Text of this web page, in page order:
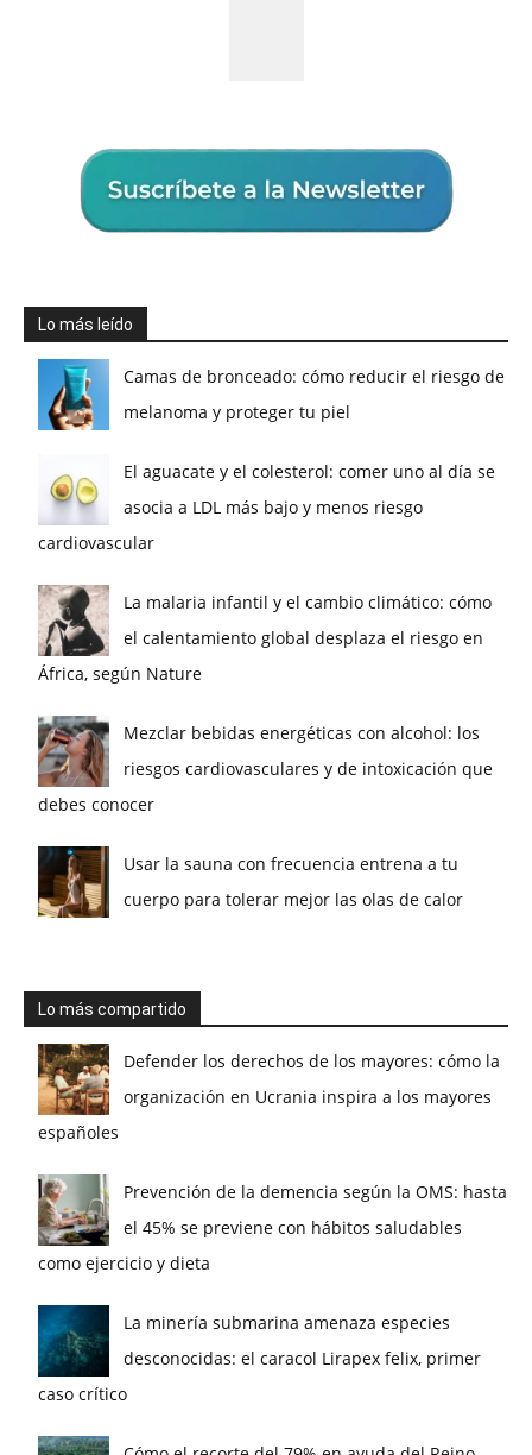
Lo más leído
Camas de bronceado: cómo reducir el riesgo de
melanoma y proteger tu piel
El aguacate y el colesterol: comer uno al día se
asocia a LDL más bajo y menos riesgo
cardiovascular
La malaria infantil y el cambio climático: cómo
el calentamiento global desplaza el riesgo en
África, según Nature
Mezclar bebidas energéticas con alcohol: los
riesgos cardiovasculares y de intoxicación que
debes conocer
Usar la sauna con frecuencia entrena a tu
cuerpo para tolerar mejor las olas de calor
Lo más compartido
Defender los derechos de los mayores: cómo la
organización en Ucrania inspira a los mayores
españoles
Prevención de la demencia según la OMS: hasta
el 45% se previene con hábitos saludables
como ejercicio y dieta
La minería submarina amenaza especies
desconocidas: el caracol Lirapex felix, primer
caso crítico